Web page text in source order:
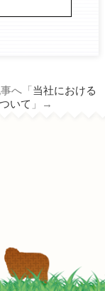
へ「当社における
いて 」→